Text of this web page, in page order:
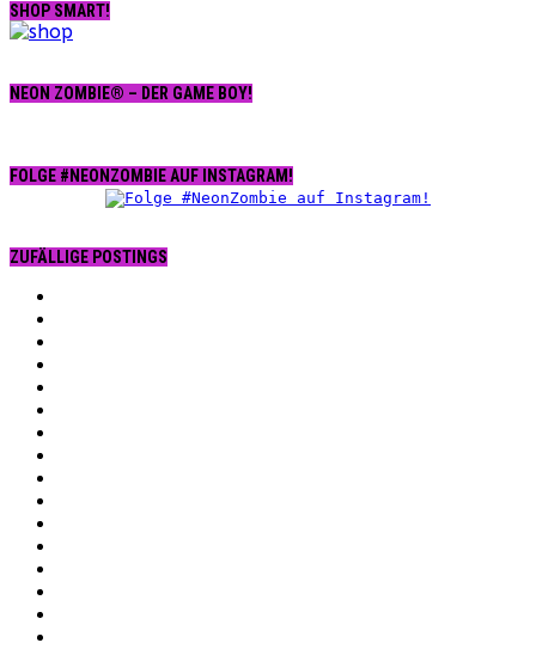
SHOP SMART!
NEON ZOMBIE® – DER GAME BOY!
FOLGE #NEONZOMBIE AUF INSTAGRAM!
ZUFÄLLIGE POSTINGS